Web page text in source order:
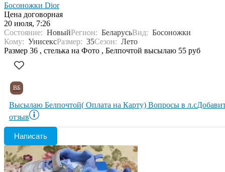
Босоножки Dior
Цена договорная
20 июля, 7:26
Состояние: НовыйРегион: БеларусьВид: Босоножки
Кому: УнисексРазмер: 35Сезон: Лето
Размер 36 , стелька на Фото , Белпочтой высылаю 55 руб
ВБ
Высылаю Белпочтой( Оплата на Карту) Вопросы в л.с
отзыв
Написать